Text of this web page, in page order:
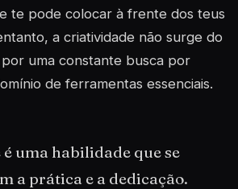
te pode colocar à frente dos teus
a criatividade não surge do
por uma constante busca por
deferramentas essenciais.
uma habilidade que se
a prática e a dedicação.